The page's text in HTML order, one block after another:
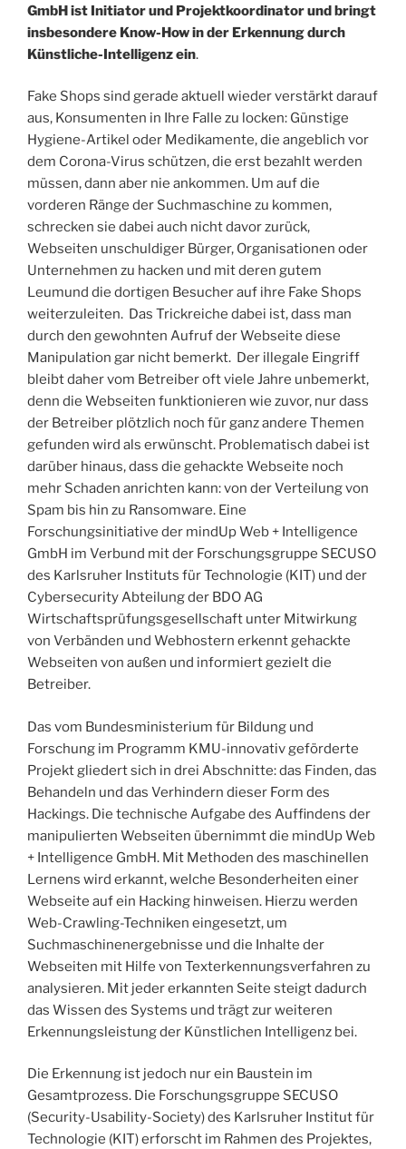
GmbH ist Initiator und Projektkoordinator und bringt
insbesondere Know-How in der Erkennung durch
Künstliche-Intelligenz ein.
Fake Shops sind gerade aktuell wieder verstärkt darauf
aus, Konsumenten in Ihre Falle zu locken: Günstige
Hygiene-Artikel oder Medikamente, die angeblich vor
dem Corona-Virus schützen, die erst bezahlt werden
müssen, dann aber nie ankommen. Um auf die
vorderen Ränge der Suchmaschine zu kommen,
schrecken sie dabei auch nicht davor zurück,
Webseiten unschuldiger Bürger, Organisationen oder
Unternehmen zu hacken und mit deren gutem
Leumund die dortigen Besucher auf ihre Fake Shops
weiterzuleiten. Das Trickreiche dabei ist, dass man
durch den gewohnten Aufruf der Webseite diese
Manipulation gar nicht bemerkt. Der illegale Eingriff
bleibt daher vom Betreiber oft viele Jahre unbemerkt,
denn die Webseiten funktionieren wie zuvor, nur dass
der Betreiber plötzlich noch für ganz andere Themen
gefunden wird als erwünscht. Problematisch dabei ist
darüber hinaus, dass die gehackte Webseite noch
mehr Schaden anrichten kann: von der Verteilung von
Spam bis hin zu Ransomware. Eine
Forschungsinitiative der mindUp Web + Intelligence
GmbH im Verbund mit der Forschungsgruppe SECUSO
des Karlsruher Instituts für Technologie (KIT) und der
Cybersecurity Abteilung der BDO AG
Wirtschaftsprüfungsgesellschaft unter Mitwirkung
von Verbänden und Webhostern erkennt gehackte
Webseiten von außen und informiert gezielt die
Betreiber.
Das vom Bundesministerium für Bildung und
Forschung im Programm KMU-innovativ geförderte
Projekt gliedert sich in drei Abschnitte: das Finden, das
Behandeln und das Verhindern dieser Form des
Hackings. Die technische Aufgabe des Auffindens der
manipulierten Webseiten übernimmt die mindUp Web
+ Intelligence GmbH. Mit Methoden des maschinellen
Lernens wird erkannt, welche Besonderheiten einer
Webseite auf ein Hacking hinweisen. Hierzu werden
Web-Crawling-Techniken eingesetzt, um
Suchmaschinenergebnisse und die Inhalte der
Webseiten mit Hilfe von Texterkennungsverfahren zu
analysieren. Mit jeder erkannten Seite steigt dadurch
das Wissen des Systems und trägt zur weiteren
Erkennungsleistung der Künstlichen Intelligenz bei.
Die Erkennung ist jedoch nur ein Baustein im
Gesamtprozess. Die Forschungsgruppe SECUSO
(Security-Usability-Society) des Karlsruher Institut für
Technologie (KIT) erforscht im Rahmen des Projektes,